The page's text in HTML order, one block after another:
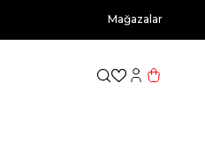
Mağazalar
Favorilerim
Hesabım
Sepetim